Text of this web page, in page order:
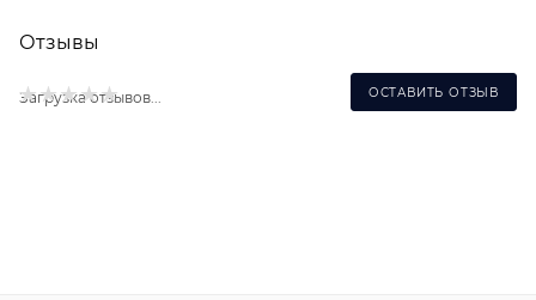
Отзывы
ОСТАВИТЬ ОТЗЫВ
Загрузка отзывов...